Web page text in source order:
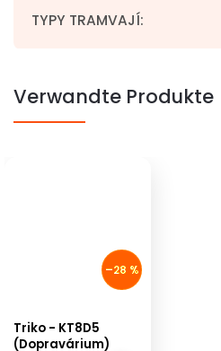
TYPY TRAMVAJÍ:
Verwandte Produkte
–28 %
Triko - KT8D5
(Dopravárium)